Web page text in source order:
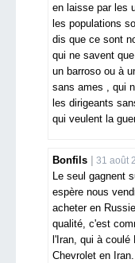
en laisse par les
les populations
dis que ce sont
qui ne savent
un barroso ou à
sans ames , qui
les dirigeants
qui veulent la
Bonfils 31 août
Le seul gagnent
espère nous
acheter en
qualité, c'est
l'Iran, qui à coulé
Chevrolet en Iran.